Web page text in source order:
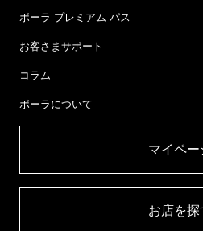
ポーラ プレミアム パス
お客さまサポート
コラム
ポーラについて
マイペー
お店を探